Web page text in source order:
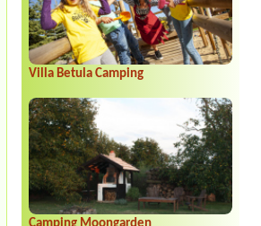
Villa Betula Camping